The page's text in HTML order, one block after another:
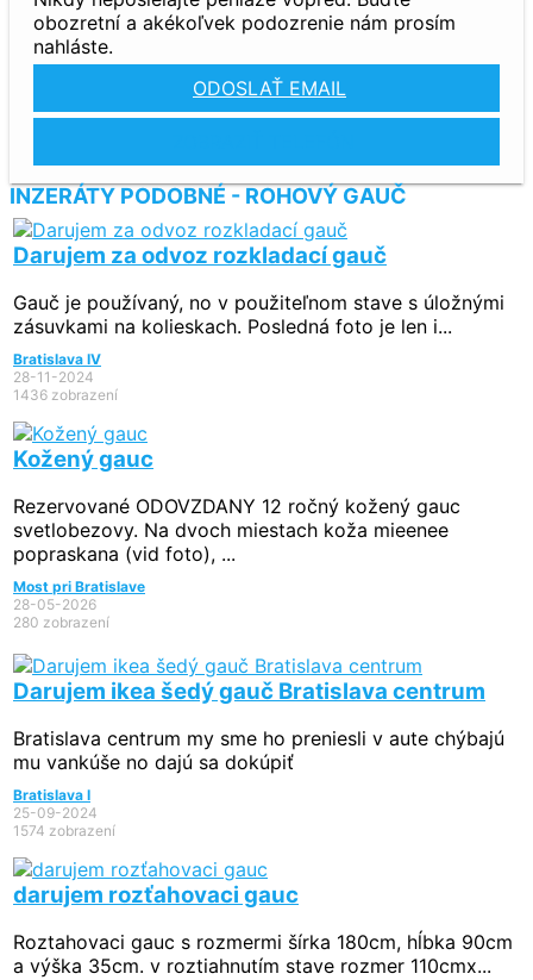
obozretní a akékoľvek podozrenie nám prosím
nahláste.
ODOSLAŤ EMAIL
INZERÁTY PODOBNÉ - ROHOVÝ GAUČ
Darujem za odvoz rozkladací gauč
Gauč je používaný, no v použiteľnom stave s úložnými
zásuvkami na kolieskach. Posledná foto je len i...
Bratislava IV
28-11-2024
1436 zobrazení
Kožený gauc
Rezervované ODOVZDANY 12 ročný kožený gauc
svetlobezovy. Na dvoch miestach koža mieenee
popraskana (vid foto), ...
Most pri Bratislave
28-05-2026
280 zobrazení
Darujem ikea šedý gauč Bratislava centrum
Bratislava centrum my sme ho preniesli v aute chýbajú
mu vankúše no dajú sa dokúpiť
Bratislava I
25-09-2024
1574 zobrazení
darujem rozťahovaci gauc
Roztahovaci gauc s rozmermi šírka 180cm, hĺbka 90cm
a výška 35cm. v roztiahnutím stave rozmer 110cmx...